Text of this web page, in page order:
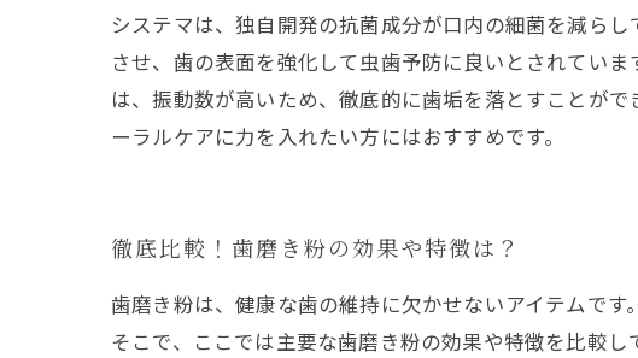
システマは、独自開発の抗菌成分が口内の細菌を減ら
させ、歯の表面を強化して虫歯予防に良いとされてい
は、振動数が高いため、徹底的に歯垢を落とすことが
ーラルケアに力を入れたい方にはおすすめです。
徹底比較！歯磨き粉の効果や特徴は？
歯磨き粉は、健康な歯の維持に欠かせないアイテムで
そこで、ここでは主要な歯磨き粉の効果や特徴を比較